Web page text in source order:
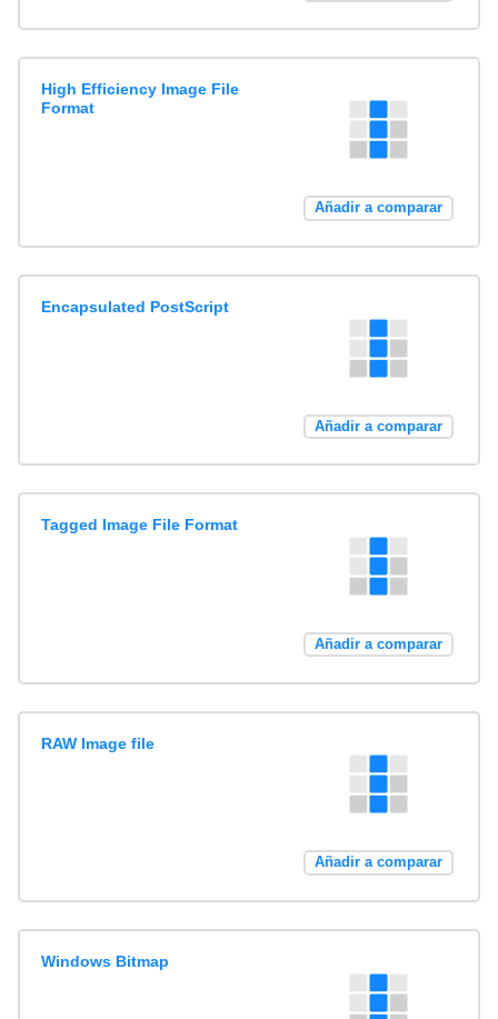
High Efficiency Image File
Format
Añadir a comparar
Encapsulated PostScript
Añadir a comparar
Tagged Image File Format
Añadir a comparar
RAW Image file
Añadir a comparar
Windows Bitmap